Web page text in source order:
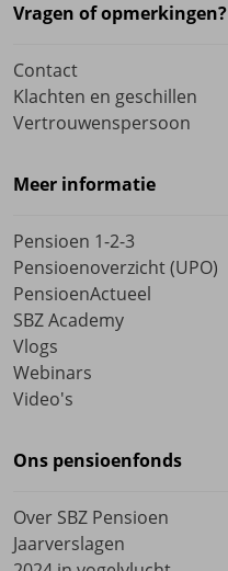
Vragen of opmerkingen?
Contact
Klachten en geschillen
Vertrouwenspersoon
Meer informatie
Pensioen 1-2-3
Pensioenoverzicht (UPO)
PensioenActueel
SBZ Academy
Vlogs
Webinars
Video's
Ons pensioenfonds
Over SBZ Pensioen
Jaarverslagen